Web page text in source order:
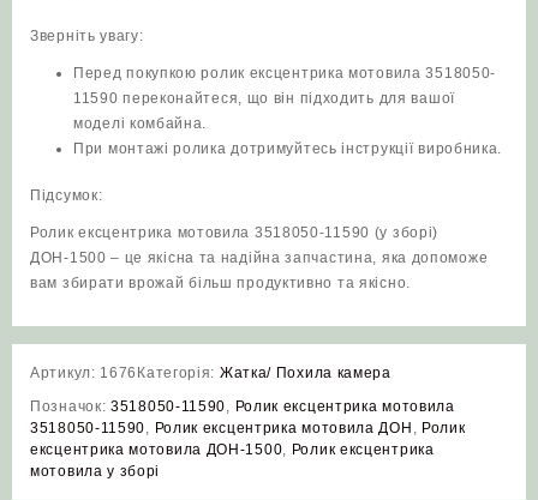
Зверніть увагу:
Перед покупкою ролик ексцентрика мотовила 3518050-
11590 переконайтеся, що він підходить для вашої
моделі комбайна.
При монтажі ролика дотримуйтесь інструкції виробника.
Підсумок:
Ролик ексцентрика мотовила 3518050-11590 (у зборі)
ДОН-1500 – це якісна та надійна запчастина, яка допоможе
вам збирати врожай більш продуктивно та якісно.
Артикул: 1676 Категорія: Жатка/ Похила камера
Позначок: 3518050-11590, Ролик ексцентрика мотовила
3518050-11590, Ролик ексцентрика мотовила ДОН , Ролик
ексцентрика мотовила ДОН-1500, Ролик ексцентрика
мотовила у зборі